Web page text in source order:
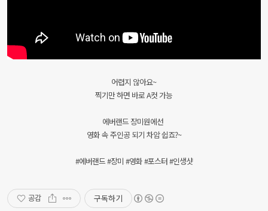
어렵지 않아요~
찍기만 하면 바로 A컷 가능
에버랜드 장미원에선
영화 속 주인공 되기 차암 쉽죠?~
#에버랜드 #장미 #영화 #포스터 #인생샷
공감 구독하기